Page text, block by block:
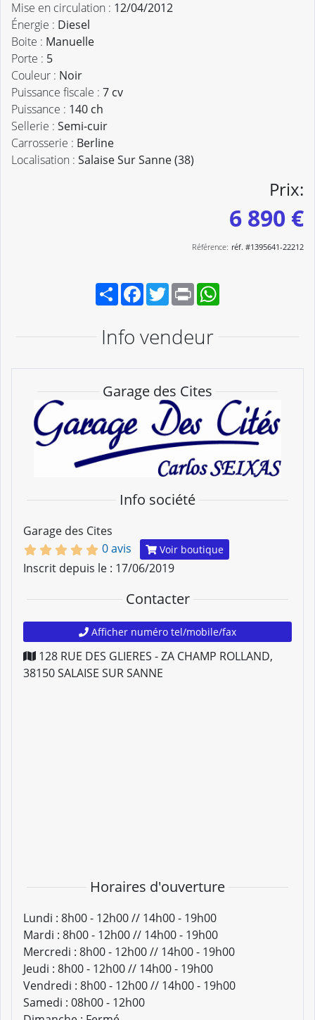
Mise en circulation : 12/04/2012
Énergie : Diesel
Boite : Manuelle
Porte : 5
Couleur : Noir
Puissance fiscale : 7 cv
Puissance : 140 ch
Sellerie : Semi-cuir
Carrosserie : Berline
Localisation : Salaise Sur Sanne (38)
Prix:
6 890 €
Référence: réf. #1395641-22212
PartagerFacebook
TwitterPrint
Info vendeur
Garage des Cites
Info société
Garage des Cites
0 avis
Voir boutique
Inscrit depuis le : 17/06/2019
Contacter
Afficher numéro tel/mobile/fax
128 RUE DES GLIERES - ZA CHAMP ROLLAND,
38150SALAISE SUR SANNE
Horaires d'ouverture
Lundi : 8h00 - 12h00 // 14h00 - 19h00
Mardi : 8h00 - 12h00 // 14h00 - 19h00
Mercredi : 8h00 - 12h00 // 14h00 - 19h00
Jeudi : 8h00 - 12h00 // 14h00 - 19h00
Vendredi : 8h00 - 12h00 // 14h00 - 19h00
Samedi : 08h00 - 12h00